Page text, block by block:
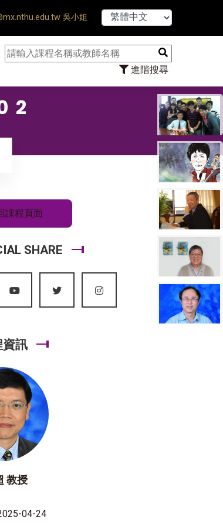
吳小姐
進階搜尋
【7/31】114學年
課程頁面
SHARE
資訊
教授
04-24